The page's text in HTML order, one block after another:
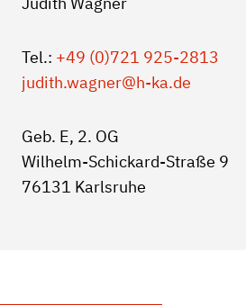
Tel.: +49 (0)721 925-2813
judith.wagner@h-ka.de
Geb. E, 2. OG
Wilhelm-Schickard-Straße 9
76131 Karlsruhe